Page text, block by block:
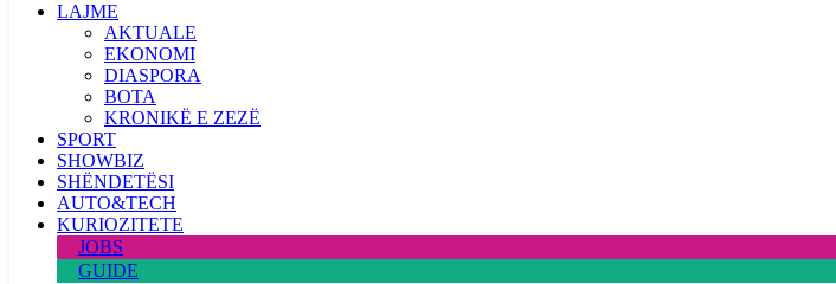
LAJME
AKTUALE
EKONOMI
DIASPORA
BOTA
KRONIKË E ZEZË
SPORT
SHOWBIZ
SHËNDETËSI
AUTO&TECH
KURIOZITETE
JOBS
GUIDE